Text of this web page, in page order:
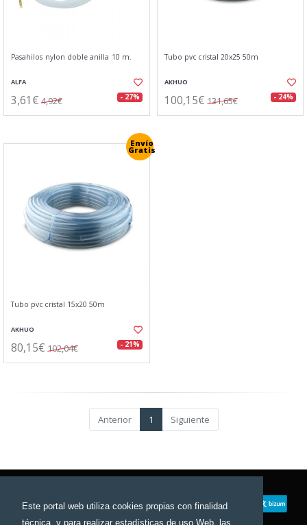
Este portal web utiliza cookies propias con finalidad
técnica, y para realizar estadísticas de uso Web, las
Pasahilos nylon doble anilla 10 m.
ALFA
3,61€ 4,92€ - 27%
Tubo pvc cristal 20x25 50m
AKHUO
100,15€ 131,65€ - 24%
Envío
Gratis
Tubo pvc cristal 15x20 50m
AKHUO
80,15€ 102,04€ - 21%
Anterior 1 Siguiente